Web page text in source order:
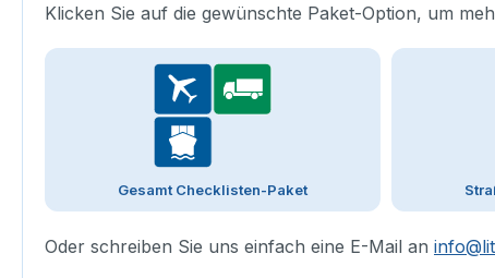
Klicken Sie auf die gewünschte Paket-Option, um
Gesamt Checklisten-Paket
Oder schreiben Sie uns einfach eine E-Mail an